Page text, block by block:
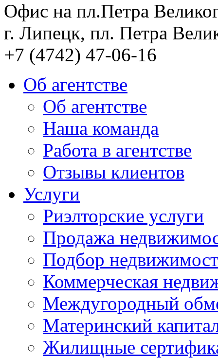
Офис на пл.Петра
г. Липецк, пл. Петра
+7 (4742) 47-06-16
Об агентстве
Об агентстве
Наша команда
Работа в агентстве
Отзывы клиентов
Услуги
Риэлторские услуги
Продажа
Подбор
Коммерческая
Междугородный
Материнский
Жилищные